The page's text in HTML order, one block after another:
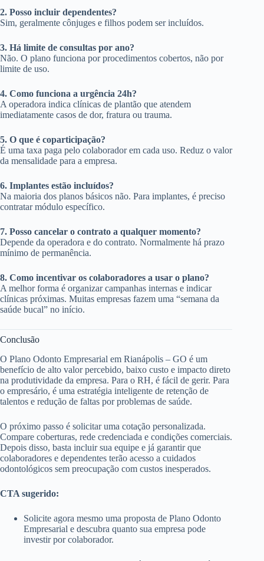
2. Posso incluir dependentes?
Sim, geralmente cônjuges e filhos podem ser incluídos.
3. Há limite de consultas por ano?
Não. O plano funciona por procedimentos cobertos, não por
limite de uso.
4. Como funciona a urgência 24h?
A operadora indica clínicas de plantão que atendem
imediatamente casos de dor, fratura ou trauma.
5. O que é coparticipação?
É uma taxa paga pelo colaborador em cada uso. Reduz o valor
da mensalidade para a empresa.
6. Implantes estão incluídos?
Na maioria dos planos básicos não. Para implantes, é preciso
contratar módulo específico.
7. Posso cancelar o contrato a qualquer momento?
Depende da operadora e do contrato. Normalmente há prazo
mínimo de permanência.
8. Como incentivar os colaboradores a usar o plano?
A melhor forma é organizar campanhas internas e indicar
clínicas próximas. Muitas empresas fazem uma “semana da
saúde bucal” no início.
Conclusão
O Plano Odonto Empresarial em Rianápolis – GO é um
benefício de alto valor percebido, baixo custo e impacto direto
na produtividade da empresa. Para o RH, é fácil de gerir. Para
o empresário, é uma estratégia inteligente de retenção de
talentos e redução de faltas por problemas de saúde.
O próximo passo é solicitar uma cotação personalizada.
Compare coberturas, rede credenciada e condições comerciais.
Depois disso, basta incluir sua equipe e já garantir que
colaboradores e dependentes terão acesso a cuidados
odontológicos sem preocupação com custos inesperados.
CTA sugerido:
Solicite agora mesmo uma proposta de Plano Odonto
Empresarial e descubra quanto sua empresa pode
investir por colaborador.